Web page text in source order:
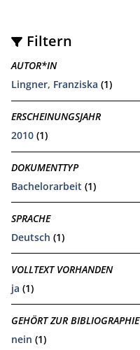
Filtern
AUTOR*IN
Lingner, Franziska (1)
ERSCHEINUNGSJAHR
2010 (1)
DOKUMENTTYP
Bachelorarbeit (1)
SPRACHE
Deutsch (1)
VOLLTEXT VORHANDEN
ja (1)
GEHÖRT ZUR BIBLIOGRAPHIE
nein (1)